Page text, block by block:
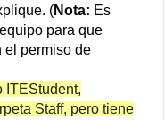
(Nota: Es
para que
el permiso de
ITEStudent,
Staff, pero tiene